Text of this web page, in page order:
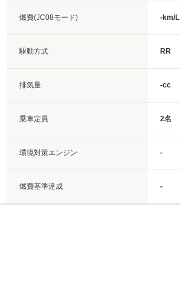
燃費(JC08モード) -km/L
駆動方式 RR
排気量 -cc
乗車定員 2名
環境対策エンジン -
燃費基準達成 -